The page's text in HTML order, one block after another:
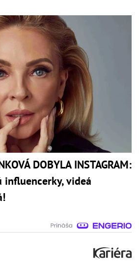
DOBYLA INSTAGRAM:
videá